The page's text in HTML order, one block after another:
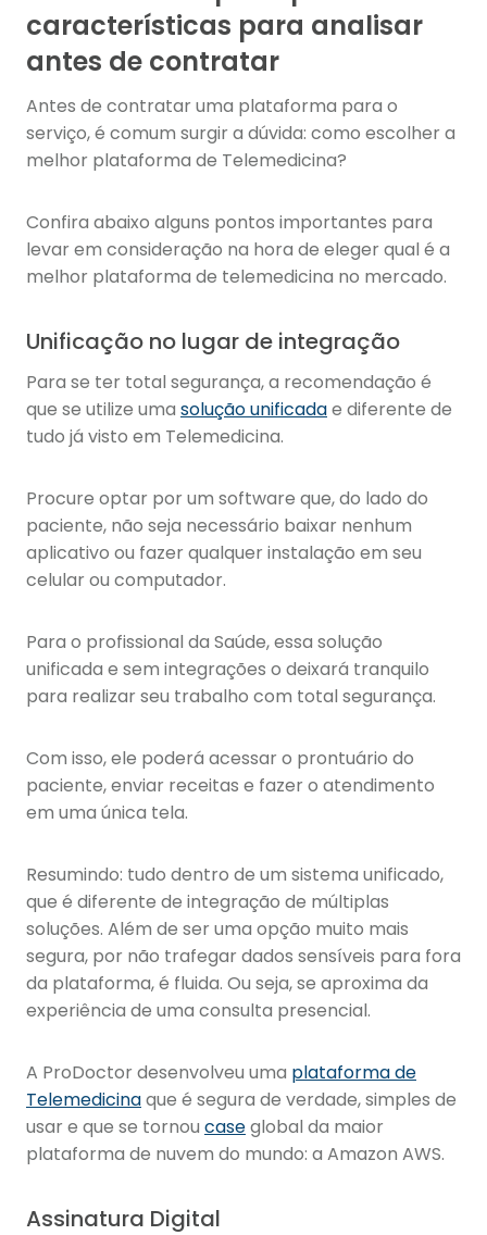
características para analisar
antes de contratar
Antes de contratar uma plataforma para o
serviço, é comum surgir a dúvida: como escolher a
melhor plataforma de Telemedicina?
Confira abaixo alguns pontos importantes para
levar em consideração na hora de eleger qual é a
melhor plataforma de telemedicina no mercado.
Unificação no lugar de integração
Para se ter total segurança, a recomendação é
que se utilize uma solução unificadae diferente de
tudo já visto em Telemedicina.
Procure optar por um software que, do lado do
paciente, não seja necessário baixar nenhum
aplicativo ou fazer qualquer instalação em seu
celular ou computador.
Para o profissional da Saúde, essa solução
unificada e sem integrações o deixará tranquilo
para realizar seu trabalho com total segurança.
Com isso, ele poderá acessar o prontuário do
paciente, enviar receitas e fazer o atendimento
em uma única tela.
Resumindo: tudo dentro de um sistema unificado,
que é diferente de integração de múltiplas
soluções. Além de ser uma opção muito mais
segura, por não trafegar dados sensíveis para fora
da plataforma, é fluida. Ou seja, se aproxima da
experiência de uma consulta presencial.
A ProDoctor desenvolveu uma plataforma de
Telemedicinaque é segura de verdade, simples de
usar e que se tornou caseglobal da maior
plataforma de nuvem do mundo: a Amazon AWS.
Assinatura Digital